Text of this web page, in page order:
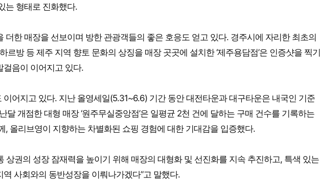
는 형태로 진화했다.
더한 매장을 선보이며 방한 관광객들의 좋은 호응도 얻고 있다. 경주시에 자리한 최초의
르방 등 제주 지역 향토 문화의 상징을 매장 곳곳에 설치한 ‘제주용담점’은 인증샷을 찍기
걸음이 이어지고 있다.
어지고 있다. 지난 올영세일(5.31~6.6) 기간 동안 대전타운과 대구타운은 내국인 기준
달 개점한 대형 매장 ‘원주무실중앙점’은 일평균 2천 건에 달하는 구매 건수를 기록하는
, 올리브영이 지향하는 차별화된 쇼핑 경험에 대한 기대감을 입증했다.
상권의 성장 잠재력을 높이기 위해 매장의 대형화 및 선진화를 지속 추진하고, 특색 있는
사회와의 동반성장을 이뤄나가겠다”고 말했다.